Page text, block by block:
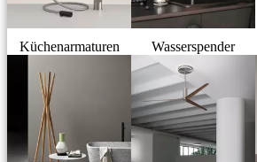
Küchenarmaturen Wasserspender